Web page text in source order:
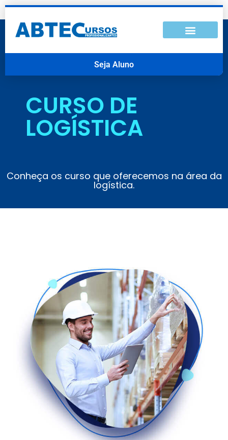
Seja Aluno
CURSO DE
LOGÍSTICA
Conheça os curso que oferecemos na área da
logística.